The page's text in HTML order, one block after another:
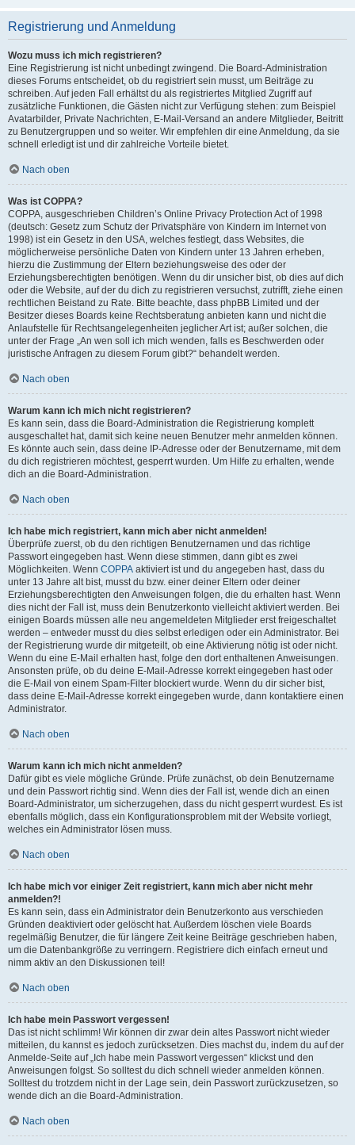
Registrierung und Anmeldung
Wozu muss ich mich registrieren?
Eine Registrierung ist nicht unbedingt zwingend. Die Board-Administration
dieses Forums entscheidet, ob du registriert sein musst, um Beiträge zu
schreiben. Auf jeden Fall erhältst du als registriertes Mitglied Zugriff auf
zusätzliche Funktionen, die Gästen nicht zur Verfügung stehen: zum Beispiel
Avatarbilder, Private Nachrichten, E-Mail-Versand an andere Mitglieder, Beitritt
zu Benutzergruppen und so weiter. Wir empfehlen dir eine Anmeldung, da sie
schnell erledigt ist und dir zahlreiche Vorteile bietet.
Nach oben
Was ist COPPA?
COPPA, ausgeschrieben Children’s Online Privacy Protection Act of 1998
(deutsch: Gesetz zum Schutz der Privatsphäre von Kindern im Internet von
1998) ist ein Gesetz in den USA, welches festlegt, dass Websites, die
möglicherweise persönliche Daten von Kindern unter 13 Jahren erheben,
hierzu die Zustimmung der Eltern beziehungsweise des oder der
Erziehungsberechtigten benötigen. Wenn du dir unsicher bist, ob dies auf dich
oder die Website, auf der du dich zu registrieren versuchst, zutrifft, ziehe einen
rechtlichen Beistand zu Rate. Bitte beachte, dass phpBB Limited und der
Besitzer dieses Boards keine Rechtsberatung anbieten kann und nicht die
Anlaufstelle für Rechtsangelegenheiten jeglicher Art ist; außer solchen, die
unter der Frage „An wen soll ich mich wenden, falls es Beschwerden oder
juristische Anfragen zu diesem Forum gibt?“ behandelt werden.
Nach oben
Warum kann ich mich nicht registrieren?
Es kann sein, dass die Board-Administration die Registrierung komplett
ausgeschaltet hat, damit sich keine neuen Benutzer mehr anmelden können.
Es könnte auch sein, dass deine IP-Adresse oder der Benutzername, mit dem
du dich registrieren möchtest, gesperrt wurden. Um Hilfe zu erhalten, wende
dich an die Board-Administration.
Nach oben
Ich habe mich registriert, kann mich aber nicht anmelden!
Überprüfe zuerst, ob du den richtigen Benutzernamen und das richtige
Passwort eingegeben hast. Wenn diese stimmen, dann gibt es zwei
Möglichkeiten. Wenn COPPA aktiviert ist und du angegeben hast, dass du
unter 13 Jahre alt bist, musst du bzw. einer deiner Eltern oder deiner
Erziehungsberechtigten den Anweisungen folgen, die du erhalten hast. Wenn
dies nicht der Fall ist, muss dein Benutzerkonto vielleicht aktiviert werden. Bei
einigen Boards müssen alle neu angemeldeten Mitglieder erst freigeschaltet
werden – entweder musst du dies selbst erledigen oder ein Administrator. Bei
der Registrierung wurde dir mitgeteilt, ob eine Aktivierung nötig ist oder nicht.
Wenn du eine E-Mail erhalten hast, folge den dort enthaltenen Anweisungen.
Ansonsten prüfe, ob du deine E-Mail-Adresse korrekt eingegeben hast oder
die E-Mail von einem Spam-Filter blockiert wurde. Wenn du dir sicher bist,
dass deine E-Mail-Adresse korrekt eingegeben wurde, dann kontaktiere einen
Administrator.
Nach oben
Warum kann ich mich nicht anmelden?
Dafür gibt es viele mögliche Gründe. Prüfe zunächst, ob dein Benutzername
und dein Passwort richtig sind. Wenn dies der Fall ist, wende dich an einen
Board-Administrator, um sicherzugehen, dass du nicht gesperrt wurdest. Es ist
ebenfalls möglich, dass ein Konfigurationsproblem mit der Website vorliegt,
welches ein Administrator lösen muss.
Nach oben
Ich habe mich vor einiger Zeit registriert, kann mich aber nicht mehr
anmelden?!
Es kann sein, dass ein Administrator dein Benutzerkonto aus verschieden
Gründen deaktiviert oder gelöscht hat. Außerdem löschen viele Boards
regelmäßig Benutzer, die für längere Zeit keine Beiträge geschrieben haben,
um die Datenbankgröße zu verringern. Registriere dich einfach erneut und
nimm aktiv an den Diskussionen teil!
Nach oben
Ich habe mein Passwort vergessen!
Das ist nicht schlimm! Wir können dir zwar dein altes Passwort nicht wieder
mitteilen, du kannst es jedoch zurücksetzen. Dies machst du, indem du auf der
Anmelde-Seite auf „Ich habe mein Passwort vergessen“ klickst und den
Anweisungen folgst. So solltest du dich schnell wieder anmelden können.
Solltest du trotzdem nicht in der Lage sein, dein Passwort zurückzusetzen, so
wende dich an die Board-Administration.
Nach oben